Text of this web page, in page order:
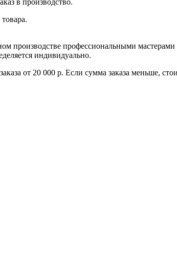
производстве профессиональными
индивидуально.
от 20 000 р. Если сумма заказа меньше,